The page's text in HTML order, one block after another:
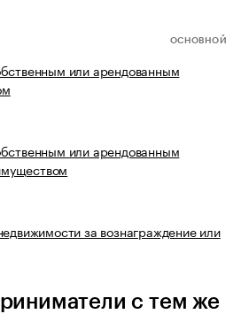
ОСНОВНОЙ
или арендованным
или арендованным
за вознаграждение или
с тем же